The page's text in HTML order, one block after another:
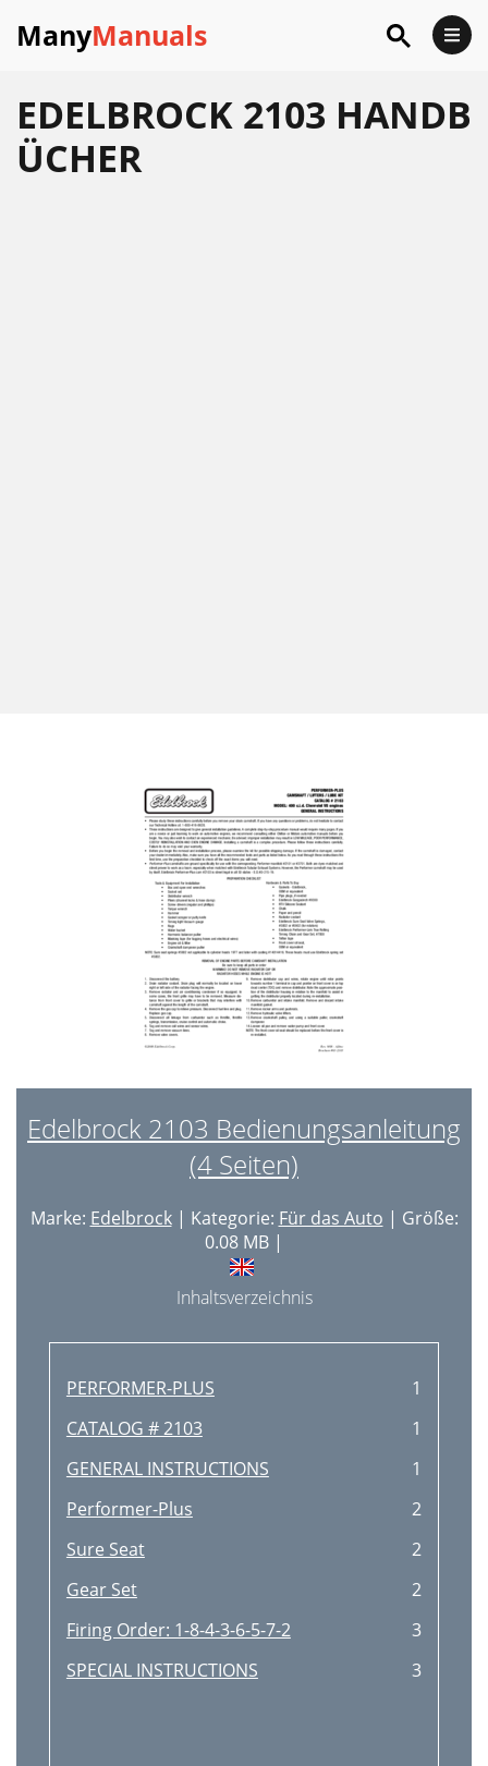
ManyManuals
EDELBROCK 2103 HANDB
ÜCHER
Edelbrock 2103 Bedienungsanleitung
(4 Seiten)
Marke: Edelbrock| Kategorie: Für das Auto | Größe:
0.08 MB |
Inhaltsverzeichnis
PERFORMER-PLUS
1
CATALOG # 2103
1
GENERAL INSTRUCTIONS
1
Performer-Plus
2
Sure Seat
2
Gear Set
2
Firing Order: 1-8-4-3-6-5-7-2
3
SPECIAL INSTRUCTIONS
3